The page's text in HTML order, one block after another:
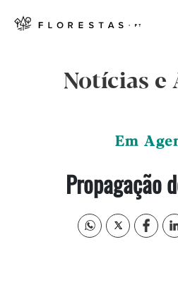
Notícias e
Em
Propagação